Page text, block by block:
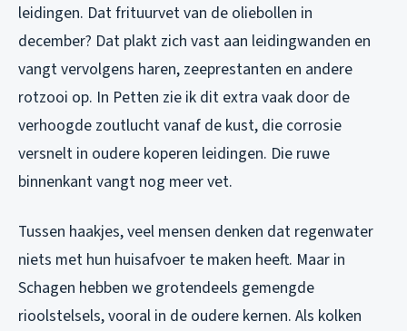
leidingen. Dat frituurvet van de oliebollen in
december? Dat plakt zich vast aan leidingwanden en
vangt vervolgens haren, zeeprestanten en andere
rotzooi op. In Petten zie ik dit extra vaak door de
verhoogde zoutlucht vanaf de kust, die corrosie
versnelt in oudere koperen leidingen. Die ruwe
binnenkant vangt nog meer vet.
Tussen haakjes, veel mensen denken dat regenwater
niets met hun huisafvoer te maken heeft. Maar in
Schagen hebben we grotendeels gemengde
rioolstelsels, vooral in de oudere kernen. Als kolken